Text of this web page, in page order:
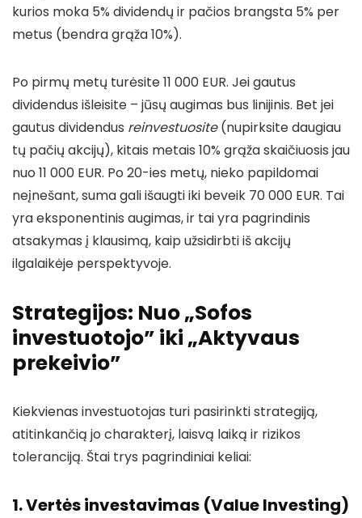
kurios moka 5% dividendų ir pačios brangsta 5% per
metus (bendra grąža 10%).
Po pirmų metų turėsite 11 000 EUR. Jei gautus
dividendus išleisite – jūsų augimas bus linijinis. Bet jei
gautus dividendus reinvestuosite(nupirksite daugiau
tų pačių akcijų), kitais metais 10% grąža skaičiuosis jau
nuo 11 000 EUR. Po 20-ies metų, nieko papildomai
neįnešant, suma gali išaugti iki beveik 70 000 EUR. Tai
yra eksponentinis augimas, ir tai yra pagrindinis
atsakymas į klausimą, kaip užsidirbti iš akcijų
ilgalaikėje perspektyvoje.
Strategijos: Nuo „Sofos
investuotojo” iki „Aktyvaus
prekeivio”
Kiekvienas investuotojas turi pasirinkti strategiją,
atitinkančią jo charakterį, laisvą laiką ir rizikos
toleranciją. Štai trys pagrindiniai keliai:
1. Vertės investavimas (Value Investing)